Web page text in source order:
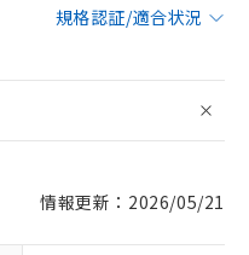
規格認証/適合状況
情報更新：2026/05/21